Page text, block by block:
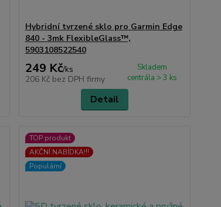
Hybridní tvrzené sklo pro Garmin Edge
840 - 3mk FlexibleGlass™,
5903108522540
249 Kč/ks
206 Kč bez DPH firmy
Skladem
centrála > 3 ks
Detail
TOP produkt
AKČNÍ NABÍDKA!!!
Populární